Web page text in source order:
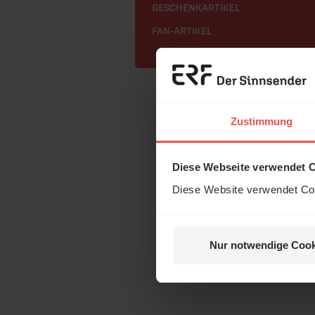
Zustimmung
Diese Webseite verwendet
Diese Website verwendet
Nur notwendige
GESCHENKARTIKEL
FAN-ARTIKEL